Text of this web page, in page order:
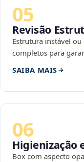
05
Revisão
Estrutura instável ou
completos para
SAIBA MAIS
06
Higienização
Box com aspecto